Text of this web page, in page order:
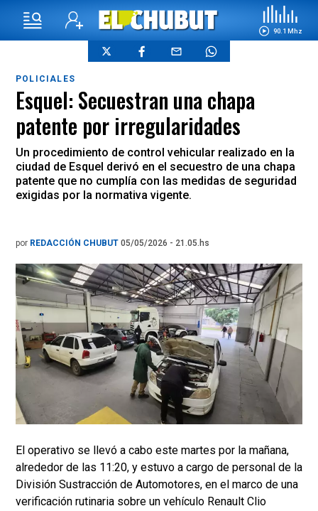
90.1 Mhz
POLICIALES
Esquel: Secuestran una chapa
patente por irregularidades
Un procedimiento de control vehicular realizado en la
ciudad de Esquel derivó en el secuestro de una chapa
patente que no cumplía con las medidas de seguridad
exigidas por la normativa vigente.
por REDACCIÓN CHUBUT 05/05/2026 - 21.05.hs
El operativo se llevó a cabo este martes por la mañana,
alrededor de las 11:20, y estuvo a cargo de personal de la
División Sustracción de Automotores, en el marco de una
verificación rutinaria sobre un vehículo Renault Clio